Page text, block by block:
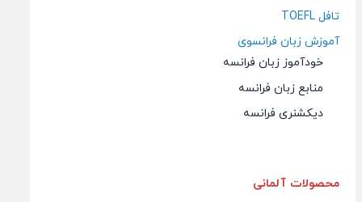
تافل TOEFL
آموزش زبان فرانسوی
خودآموز زبان فرانسه
منابع زبان فرانسه
دیکشنری فرانسه
محصولات آلمانی